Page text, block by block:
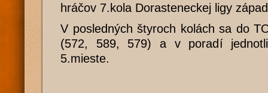
hráčov 7.kola Dorasteneckej ligy
V posledných štyroch kolách sa do
(572, 589, 579) a v poradí
5.mieste.